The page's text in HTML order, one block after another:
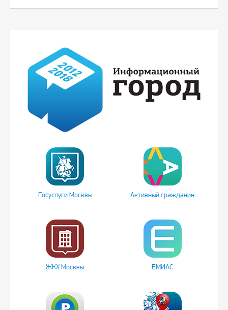
Госуслуги Москвы Активный гражданин
ЖКХ Москвы ЕМИАС